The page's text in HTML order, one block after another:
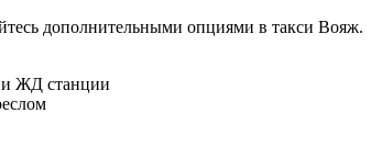
дополнительными опциями в такси Вояж.
и ЖД станции